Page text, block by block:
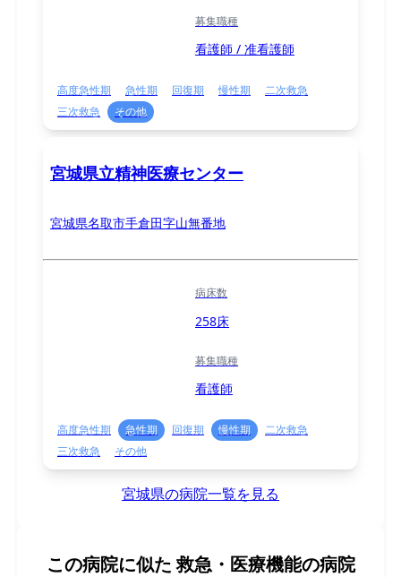
募集職種
看護師 / 准看護師
高度急性期 急性期 回復期 慢性期
二次救急
三次救急
その他
宮城県立精神医療センター
宮城県名取市手倉田字山無番地
病床数
258床
募集職種
看護師
高度急性期 急性期 回復期 慢性期
二次救急
三次救急
その他
宮城県の病院一覧を見る
この病院に似た 救急・医療機能の病院